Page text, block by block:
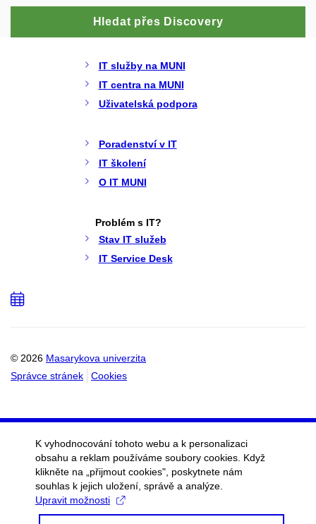
Hledat přes Discovery
IT služby na MUNI
IT centra na MUNI
Uživatelská podpora
Poradenství v IT
IT školení
O IT MUNI
Problém s IT?
Stav IT služeb
IT Service Desk
© 2026 Masarykova univerzita
Správce stránek
Cookies
Přidat
K vyhodnocování tohoto webu a k personalizaci
obsahu a reklam používáme soubory cookies. Když
klikněte na „přijmout cookies", poskytnete nám
souhlas k jejich uložení, správě a analýze.
Upravit možnosti